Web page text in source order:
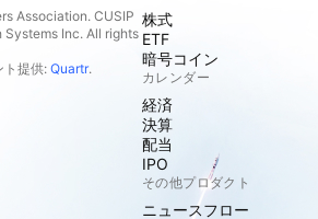
Association. CUSIP
Systems Inc. All rights
ト提供: Quartr.
株式
ETF
暗号コイン
カレンダー
経済
決算
配当
IPO
その他プロダクト
ニュースフロー